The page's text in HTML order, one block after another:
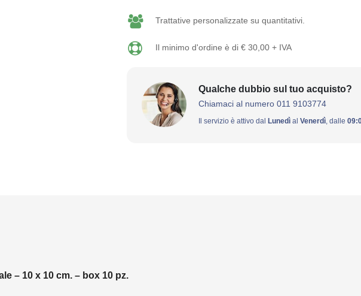
Trattative personalizzate su quantitativi.
Il minimo d'ordine è di € 30,00 + IVA
Qualche dubbio sul tuo acquisto?
Chiamaci al numero 011 9103774
Il servizio è attivo dal Lunedìal Venerdì, dalle
– 10 x 10 cm. – box 10 pz.